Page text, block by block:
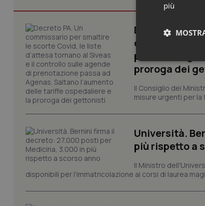
Decreto PA.
d’attesa
passa ad
proroga dei
Il Consiglio dei
misure urgenti per la
Università.
più rispetto a
Il Ministro
disponibili per l'immatricolazione ai corsi di laurea
più
I cookie
Nome